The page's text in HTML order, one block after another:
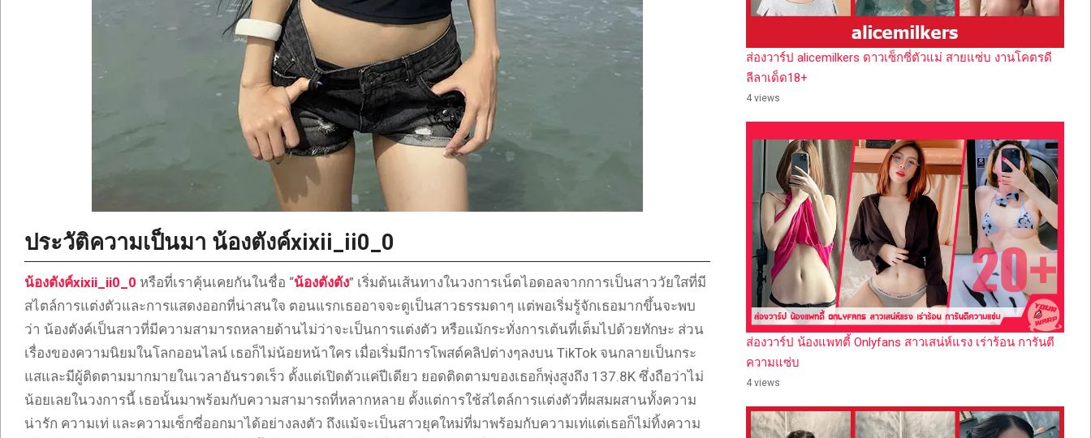
ประวัติความเป็นมา น้องตังค์xixii_ii0_0
น้องตังค์xixii_ii0_0 หรือที่เราคุ้นเคยกันในชื่อ “น้องตังตัง” เริ่มต้นเส้นทางในวงการเน็ตไอดอลจากการเป็นสาววัยใสที่มี
สไตล์การแต่งตัวและการแสดงออกที่น่าสนใจ ตอนแรกเธออาจจะดูเป็นสาวธรรมดาๆ แต่พอเริ่มรู้จักเธอมากขึ้นจะพบ
ว่า น้องตังค์เป็นสาวที่มีความสามารถหลายด้านไม่ว่าจะเป็นการแต่งตัว หรือแม้กระทั่งการเต้นที่เต็มไปด้วยทักษะ ส่วน
เรื่องของความนิยมในโลกออนไลน์ เธอก็ไม่น้อยหน้าใคร เมื่อเริ่มมีการโพสต์คลิปต่างๆลงบน TikTok จนกลายเป็นกระ
แสและมีผู้ติดตามมากมายในเวลาอันรวดเร็ว ตั้งแต่เปิดตัวแค่ปีเดียว ยอดติดตามของเธอก็พุ่งสูงถึง 137.8K ซึ่งถือว่าไม่
น้อยเลยในวงการนี้ เธอนั้นมาพร้อมกับความสามารถที่หลากหลาย ตั้งแต่การใช้สไตล์การแต่งตัวที่ผสมผสานทั้งความ
น่ารัก ความเท่ และความเซ็กซี่ออกมาได้อย่างลงตัว ถึงแม้จะเป็นสาวยุคใหม่ที่มาพร้อมกับความเท่แต่เธอก็ไม่ทิ้งความ
ส่องวาร์ป alicemilkers ดาวเซ็กซี่ตัวแม่ สายแซ่บ งานโคตรดี
ลีลาเด็ด18+
4 views
ส่องวาร์ป น้องแพทตี้ Onlyfans สาวเสน่ห์แรง เร่าร้อน การันตี
ความแซ่บ
4 views